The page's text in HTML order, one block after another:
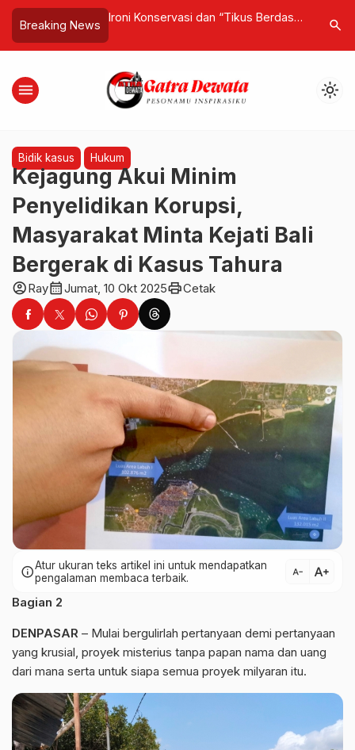
Breaking News
Bali Tawarkan
Kamar Luas
Ironi Konservasi dan “Tikus Berdasi”,
Korupsi Justru Subur
Dirut PT
oleh Puri
Aviasi di
search
menu light_mode
Bidik kasus Hukum
Kejagung Akui Minim
Penyelidikan Korupsi,
Masyarakat Minta Kejati Bali
Bergerak di Kasus Tahura
account_circleRaycalendar_monthJumat, 10 Okt 2025printCetak
infoAtur ukuran teks artikel ini untuk mendapatkan
pengalaman membaca terbaik.
text_decrease text_increase
Bagian 2
DENPASAR – Mulai bergulirlah pertanyaan demi pertanyaan
yang krusial, proyek misterius tanpa papan nama dan uang
dari mana serta untuk siapa semua proyek milyaran itu.